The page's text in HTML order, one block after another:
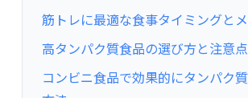
筋トレに最適な食事タイミングと
高タンパク質食品の選び方と注意点
コンビニ食品で効果的にタンパク